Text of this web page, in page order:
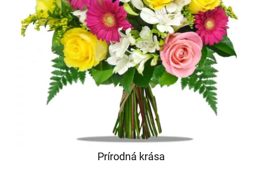
Prírodná krása